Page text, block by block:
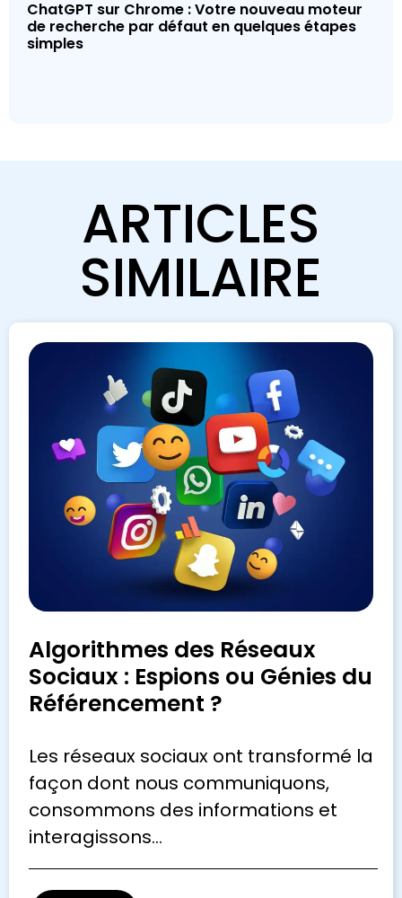
ChatGPT sur Chrome : Votre nouveau moteur
de recherche par défaut en quelques étapes
simples
ARTICLES
SIMILAIRE
Algorithmes des Réseaux
Sociaux : Espions ou Génies du
Référencement ?
Les réseaux sociaux ont transformé la
façon dont nous communiquons,
consommons des informations et
interagissons…